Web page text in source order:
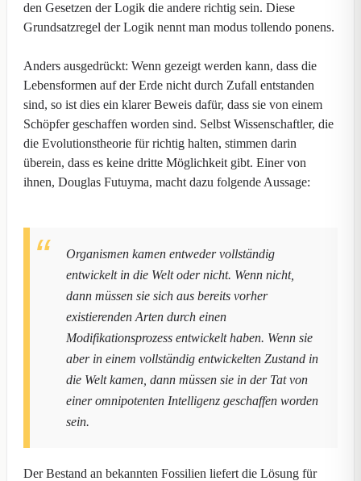
den Gesetzen der Logik die andere richtig sein. Diese
Grundsatzregel der Logik nennt man modus tollendo ponens.
Anders ausgedrückt: Wenn gezeigt werden kann, dass die
Lebensformen auf der Erde nicht durch Zufall entstanden
sind, so ist dies ein klarer Beweis dafür, dass sie von einem
Schöpfer geschaffen worden sind. Selbst Wissenschaftler, die
die Evolutionstheorie für richtig halten, stimmen darin
überein, dass es keine dritte Möglichkeit gibt. Einer von
ihnen, Douglas Futuyma, macht dazu folgende Aussage:
Organismen kamen entweder vollständig
entwickelt in die Welt oder nicht. Wenn nicht,
dann müssen sie sich aus bereits vorher
existierenden Arten durch einen
Modifikationsprozess entwickelt haben. Wenn sie
aber in einem vollständig entwickelten Zustand in
die Welt kamen, dann müssen sie in der Tat von
einer omnipotenten Intelligenz geschaffen worden
sein.
Der Bestand an bekannten Fossilien liefert die Lösung für